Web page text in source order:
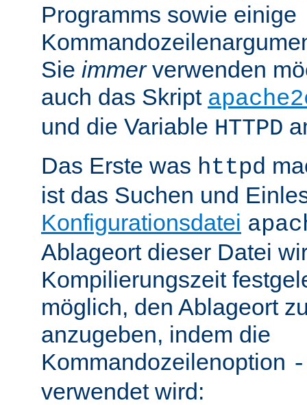
Programms sowie einige
Sie immerverwenden
auch das Skript
und die Variable HTTPD
Das Erste was httpd
ist das Suchen und
Konfigurationsdatei
Ablageort dieser Datei
Kompilierungszeit
möglich, den Ablageort
anzugeben, indem die
Kommandozeilenoption
verwendet wird: